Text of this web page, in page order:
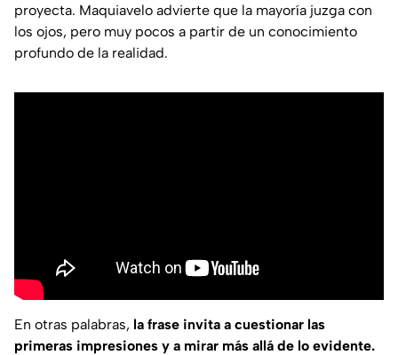
proyecta. Maquiavelo advierte que la mayoría juzga con
los ojos, pero muy pocos a partir de un conocimiento
profundo de la realidad.
En otras palabras, la frase invita a cuestionar las
primeras impresiones y a mirar más allá de lo evidente.